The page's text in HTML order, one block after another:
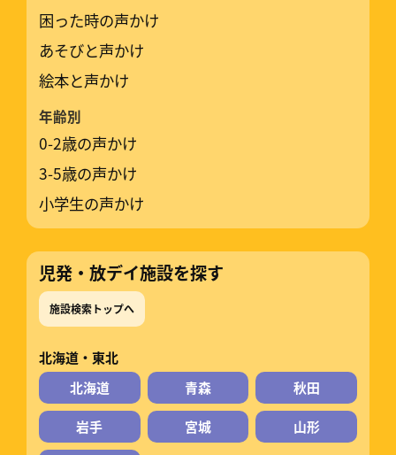
困った時の声かけ
あそびと声かけ
絵本と声かけ
年齢別
0-2歳の声かけ
3-5歳の声かけ
小学生の声かけ
児発・放デイ施設を探す
施設検索トップへ
北海道・東北
北海道
青森 秋田
岩手 宮城 山形